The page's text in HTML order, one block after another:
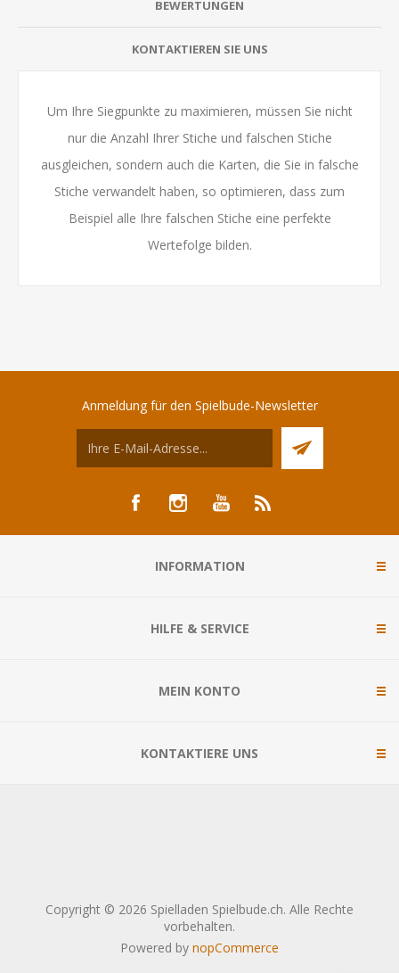
BEWERTUNGEN
KONTAKTIEREN SIE UNS
Um Ihre Siegpunkte zu maximieren, müssen Sie nicht
nur die Anzahl Ihrer Stiche und falschen Stiche
ausgleichen, sondern auch die Karten, die Sie in falsche
Stiche verwandelt haben, so optimieren, dass zum
Beispiel alle Ihre falschen Stiche eine perfekte
Wertefolge bilden.
Anmeldung für den Spielbude-Newsletter
INFORMATION
HILFE & SERVICE
MEIN KONTO
KONTAKTIERE UNS
Copyright © 2026 Spielladen Spielbude.ch. Alle Rechte
vorbehalten.
Powered by nopCommerce